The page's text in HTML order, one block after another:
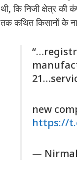
थी, कि निजी क्षेत्र
तक कथित किसानों के
new
https://
—